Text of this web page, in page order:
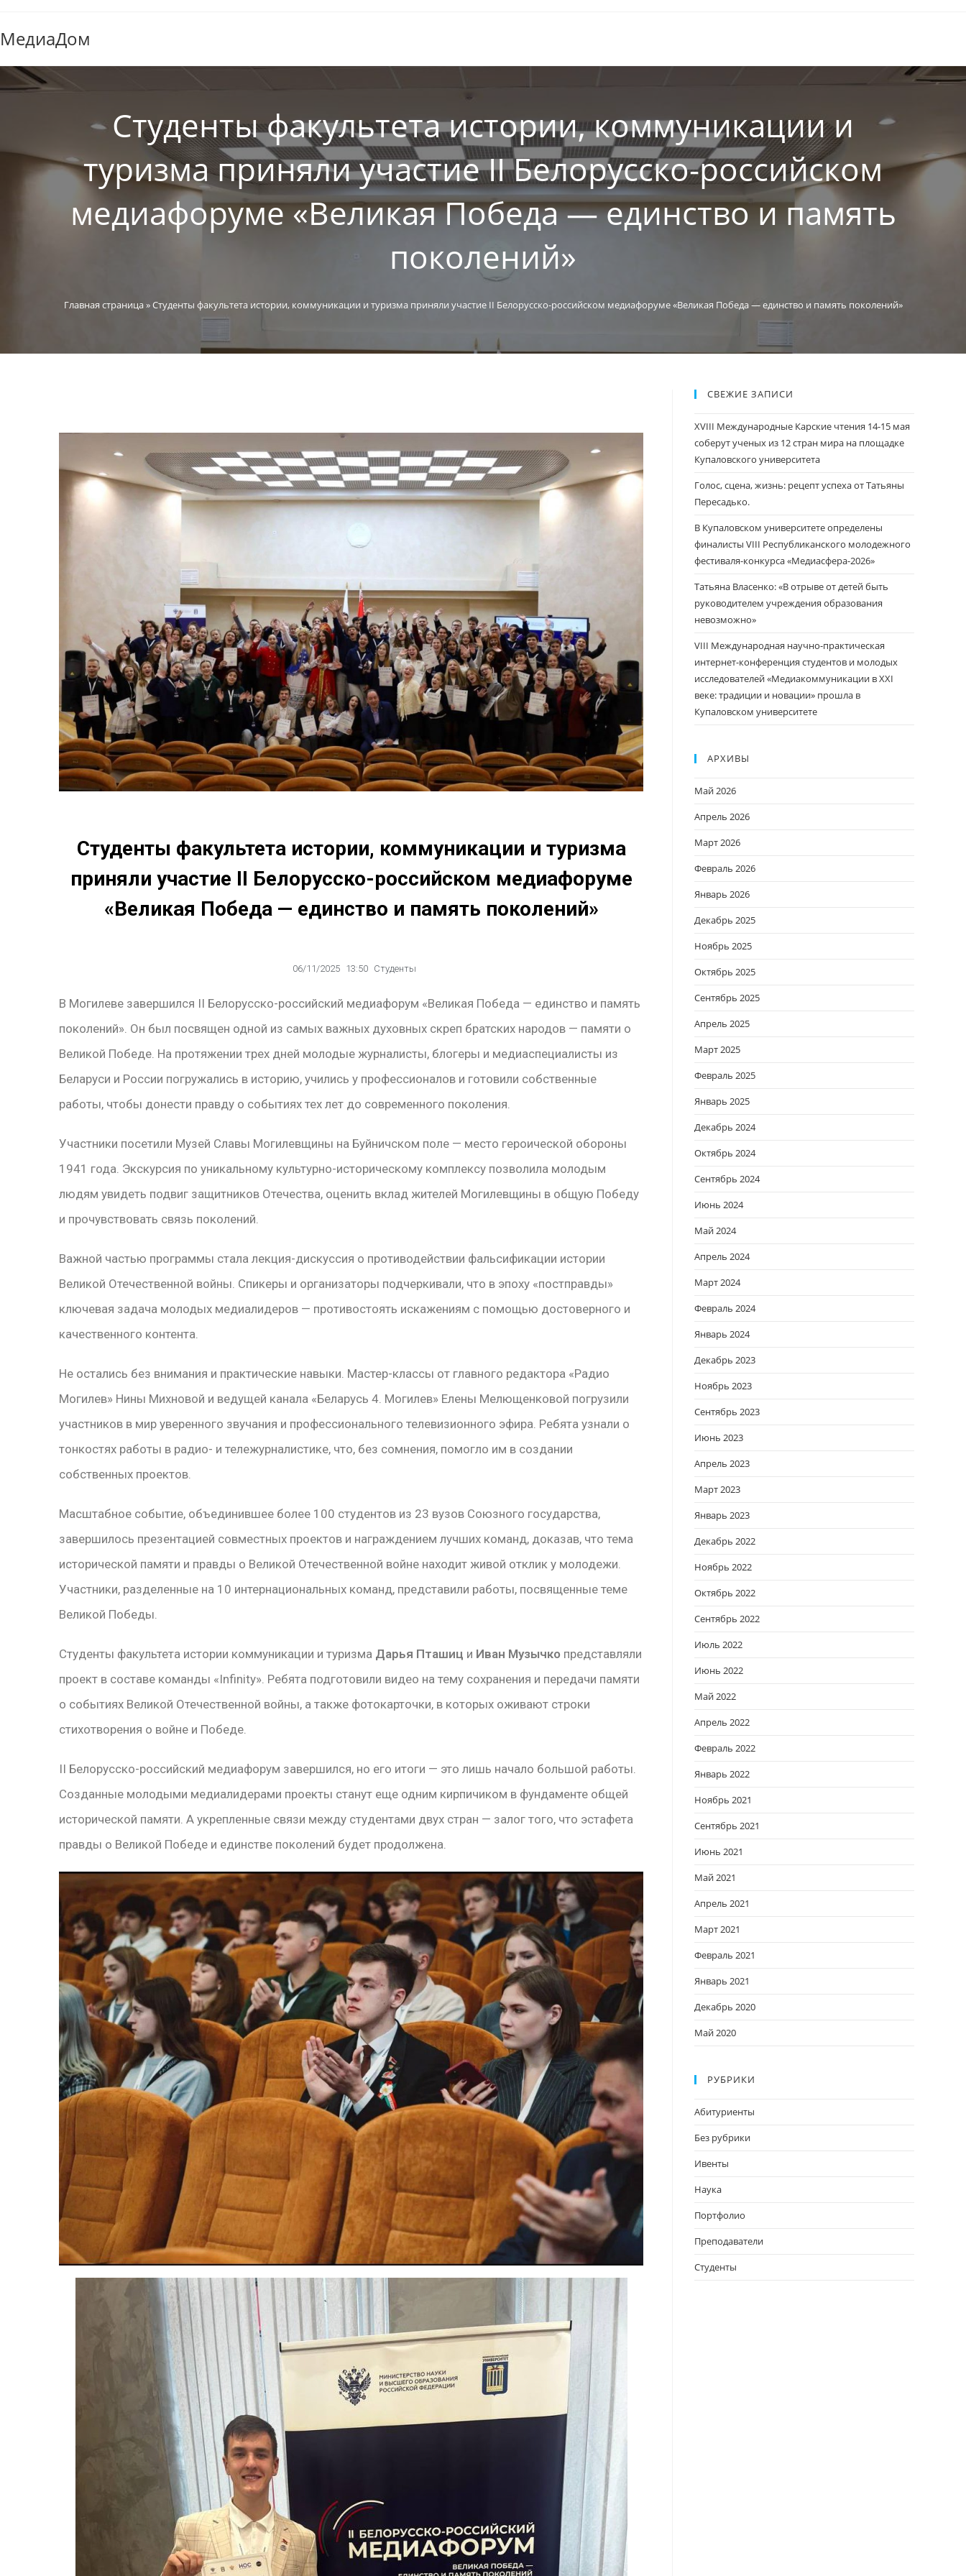
МедиаДом
Студенты факультета истории, коммуникации и
туризма приняли участие II Белорусско-российском
медиафоруме «Великая Победа — единство и память
поколений»
Главная страница»Студенты факультета истории, коммуникации и туризма приняли участие II Белорусско-российском медиафоруме «Великая Победа — единство и память поколений»
Студенты факультета истории, коммуникации и туризма
приняли участие II Белорусско-российском медиафоруме
«Великая Победа — единство и память поколений»
06/11/2025 13:50 Студенты
В Могилеве завершился II Белорусско-российский медиафорум «Великая Победа — единство и память
поколений». Он был посвящен одной из самых важных духовных скреп братских народов — памяти о
Великой Победе. На протяжении трех дней молодые журналисты, блогеры и медиаспециалисты из
Беларуси и России погружались в историю, учились у профессионалов и готовили собственные
работы, чтобы донести правду о событиях тех лет до современного поколения.
Участники посетили Музей Славы Могилевщины на Буйничском поле — место героической обороны
1941 года. Экскурсия по уникальному культурно-историческому комплексу позволила молодым
людям увидеть подвиг защитников Отечества, оценить вклад жителей Могилевщины в общую Победу
и прочувствовать связь поколений.
Важной частью программы стала лекция-дискуссия о противодействии фальсификации истории
Великой Отечественной войны. Спикеры и организаторы подчеркивали, что в эпоху «постправды»
ключевая задача молодых медиалидеров — противостоять искажениям с помощью достоверного и
качественного контента.
Не остались без внимания и практические навыки. Мастер-классы от главного редактора «Радио
Могилев» Нины Михновой и ведущей канала «Беларусь 4. Могилев» Елены Мелющенковой погрузили
участников в мир уверенного звучания и профессионального телевизионного эфира. Ребята узнали о
тонкостях работы в радио- и тележурналистике, что, без сомнения, помогло им в создании
собственных проектов.
Масштабное событие, объединившее более 100 студентов из 23 вузов Союзного государства,
завершилось презентацией совместных проектов и награждением лучших команд, доказав, что тема
исторической памяти и правды о Великой Отечественной войне находит живой отклик у молодежи.
Участники, разделенные на 10 интернациональных команд, представили работы, посвященные теме
Великой Победы.
Студенты факультета истории коммуникации и туризма Дарья Пташиц и Иван Музычко представляли
проект в составе команды «Infinity». Ребята подготовили видео на тему сохранения и передачи памяти
о событиях Великой Отечественной войны, а также фотокарточки, в которых оживают строки
стихотворения о войне и Победе.
II Белорусско-российский медиафорум завершился, но его итоги — это лишь начало большой работы.
Созданные молодыми медиалидерами проекты станут еще одним кирпичиком в фундаменте общей
исторической памяти. А укрепленные связи между студентами двух стран — залог того, что эстафета
правды о Великой Победе и единстве поколений будет продолжена.
СВЕЖИЕ ЗАПИСИ
XVIII Международные Карские чтения 14-15 мая
соберут ученых из 12 стран мира на площадке
Купаловского университета
Голос, сцена, жизнь: рецепт успеха от Татьяны
Пересадько.
В Купаловском университете определены
финалисты VIII Республиканского молодежного
фестиваля-конкурса «Медиасфера-2026»
Татьяна Власенко: «В отрыве от детей быть
руководителем учреждения образования
невозможно»
VIII Международная научно-практическая
интернет-конференция студентов и молодых
исследователей «Медиакоммуникации в XXI
веке: традиции и новации» прошла в
Купаловском университете
АРХИВЫ
Май 2026
Апрель 2026
Март 2026
Февраль 2026
Январь 2026
Декабрь 2025
Ноябрь 2025
Октябрь 2025
Сентябрь 2025
Апрель 2025
Март 2025
Февраль 2025
Январь 2025
Декабрь 2024
Октябрь 2024
Сентябрь 2024
Июнь 2024
Май 2024
Апрель 2024
Март 2024
Февраль 2024
Январь 2024
Декабрь 2023
Ноябрь 2023
Сентябрь 2023
Июнь 2023
Апрель 2023
Март 2023
Январь 2023
Декабрь 2022
Ноябрь 2022
Октябрь 2022
Сентябрь 2022
Июль 2022
Июнь 2022
Май 2022
Апрель 2022
Февраль 2022
Январь 2022
Ноябрь 2021
Сентябрь 2021
Июнь 2021
Май 2021
Апрель 2021
Март 2021
Февраль 2021
Январь 2021
Декабрь 2020
Май 2020
РУБРИКИ
Абитуриенты
Без рубрики
Ивенты
Наука
Портфолио
Преподаватели
Студенты